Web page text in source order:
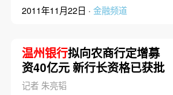
2011年11月22日 · 金融频道
温州银行拟向农商行定增募
资40亿元 新行长资格已获批
记者 朱亮韬